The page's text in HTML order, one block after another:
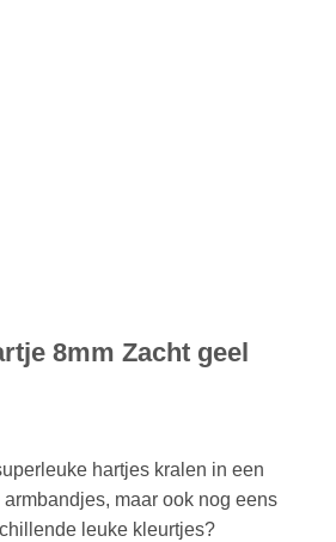
8mm Zacht geel
hartjes kralen in een
maar ook nog eens
leuke kleurtjes?